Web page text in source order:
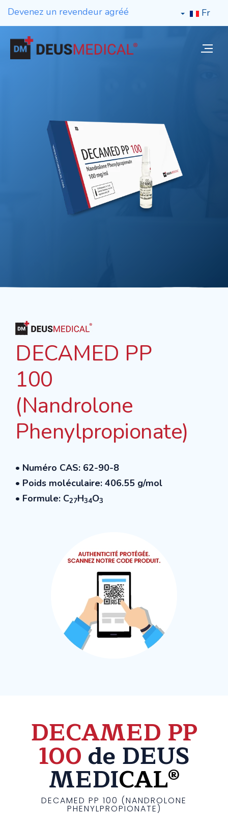
Devenez un revendeur agréé Fr
DECAMED PP
100
(Nandrolone
Phenylpropionate)
• Numéro CAS: 62-90-8
• Poids moléculaire: 406.55 g/mol
• Formule: C27H34O3
DECAMED PP
100de DEUS
MEDICAL®
DECAMED PP 100 (NANDROLONE
PHENYLPROPIONATE)